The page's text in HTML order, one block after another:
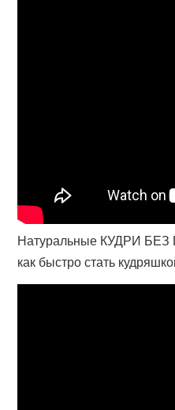
Натуральные КУДРИ
как быстро стать